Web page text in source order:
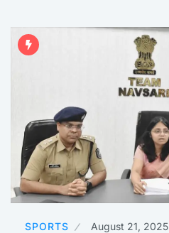
SPORTS August 21, 2025